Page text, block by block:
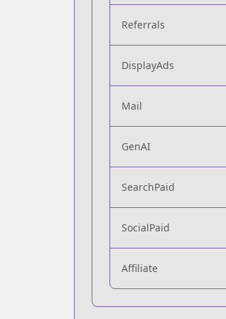
Referrals
DisplayAds
Mail
GenAI
SearchPaid
SocialPaid
Affiliate